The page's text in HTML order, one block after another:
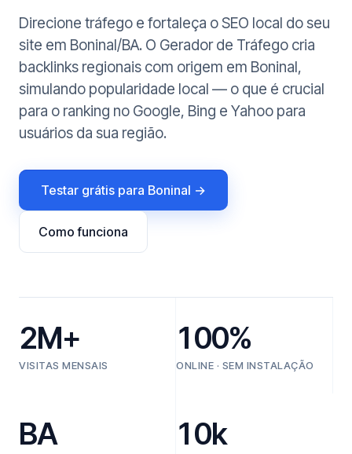
Direcione tráfego e fortaleça o SEO local do seu
site em Boninal/BA. O Gerador de Tráfego cria
backlinks regionais com origem em Boninal,
simulando popularidade local — o que é crucial
para o ranking no Google, Bing e Yahoo para
usuários da sua região.
Testar grátis para Boninal →
Como funciona
2M+
VISITAS MENSAIS
100%
ONLINE · SEM INSTALAÇÃO
BA 10k